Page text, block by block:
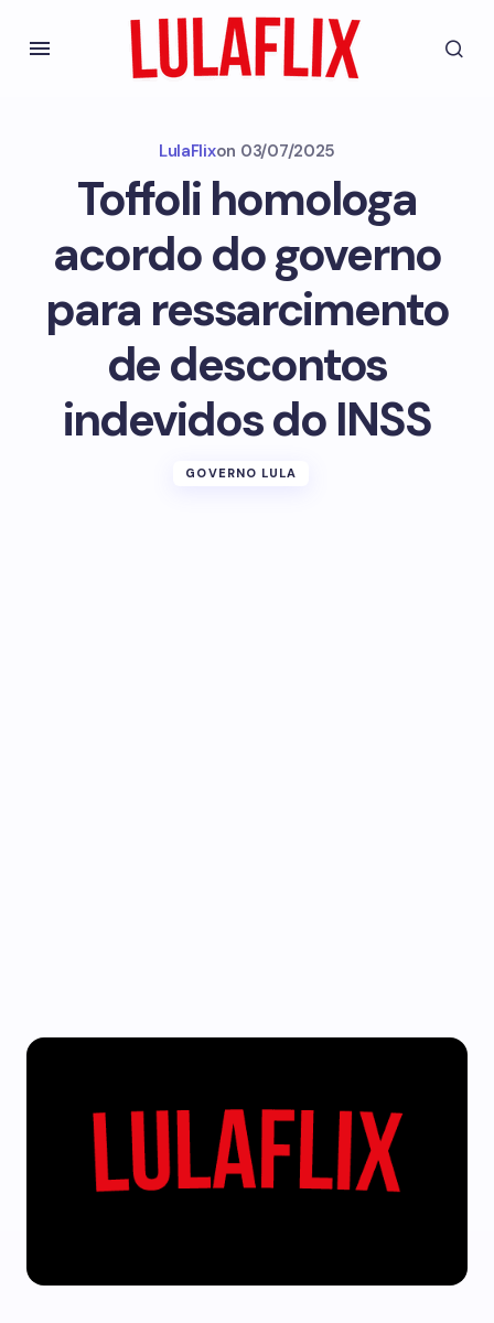
LulaFlixon 03/07/2025
Toffoli homologa
acordo do governo
para ressarcimento
de descontos
indevidos do INSS
GOVERNO LULA